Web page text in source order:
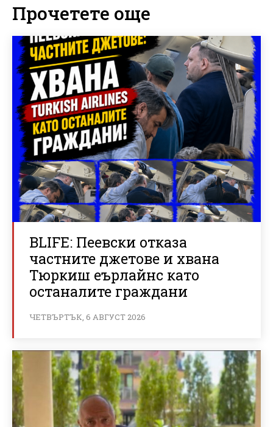
Прочетете още
BLIFE: Пеевски отказа
частните джетове и хвана
Тюркиш еърлайнс като
останалите граждани
ЧЕТВЪРТЪК, 6 АВГУСТ 2026